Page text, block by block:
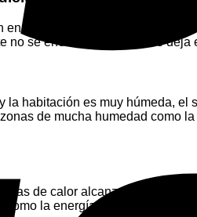
10 minutos lanzando un
no se enciende y apaga; se
habitación es muy húmeda, el
de mucha humedad como
de calor alcanzan
la energía más eficiente